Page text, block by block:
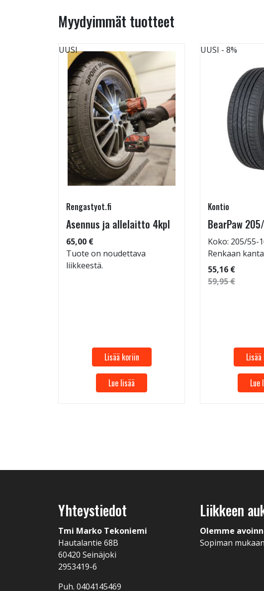
Myydyimmät tuotteet
UUSI
Rengastyot.fi
Asennus ja allelaitto 4kpl
65,00 €
Tuote on noudettava
liikkeestä.
Lisää koriin
Lue lisää
UUSI - 8%
Kontio
BearPaw
Koko: 205/55-
Renkaan
55,16 €
59,95 €
Lue
Yhteystiedot
Tmi Marko Tekoniemi
Hautalantie 68B
60420 Seinäjoki
2953419-6
Puh. 0404145469
Liikkeen
Olemme
Sopiman mukaan